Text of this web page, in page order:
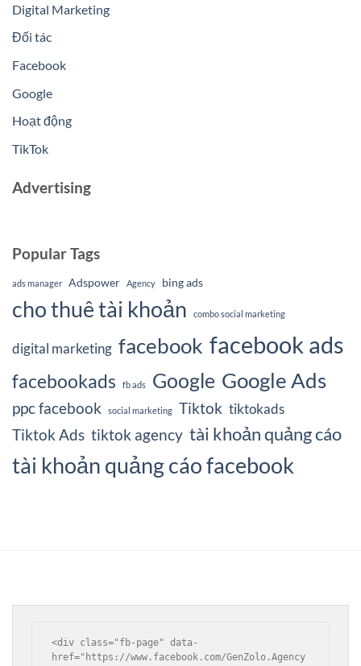
Digital Marketing
Đối tác
Facebook
Google
Hoạt động
TikTok
Advertising
Popular Tags
ads manager Adspower Agency bing ads
cho thuê tài khoản combo social marketing
digital marketing facebook facebook ads
facebookads fb ads Google Google Ads
ppc facebook social marketing Tiktok tiktokads
Tiktok Ads tiktok agency tài khoản quảng cáo
tài khoản quảng cáo facebook
<div class="fb-page" data-
href="https://www.facebook.com/GenZolo.Agency